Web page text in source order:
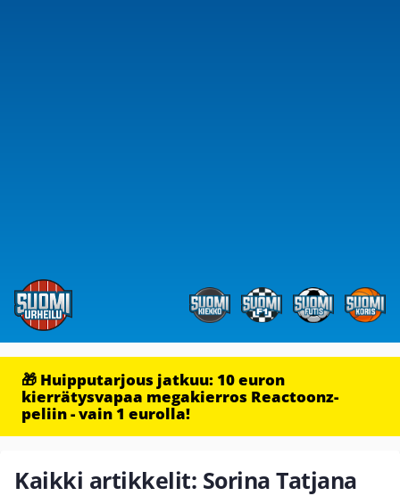
🎁 Huipputarjous jatkuu: 10 euron
kierrätysvapaa megakierros Reactoonz-
peliin - vain 1 eurolla!
Kaikki artikkelit: Sorina Tatjana